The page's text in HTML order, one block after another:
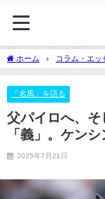
ホーム コラム・エッ
へ、果たした「義」。ケン
「名馬」を語る
父パイロへ、そ
「義」。ケン
2025年7月21日